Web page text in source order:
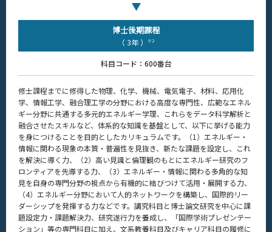
博士後期課程
（ 3年 ） ※2
科目コード：600番台
修士課程までに修得した物理、化学、機械、電気電子、材料、応用化
学、情報工学、融合理工学の分野における高度な専門性、広範なエネル
ギー分野に共通する多元的エネルギー学理、これらをデータ科学解析と
融合させたスキルなど、体系的な知識を基盤として、以下に挙げる能力
を身につけることを目的としたカリキュラムです。（1）エネルギー・
情報に関わる現象の本質・普遍性を見抜き、新たな課題を設定し、これ
を解決に導く力、（2）高い見識と倫理観のもとにエネルギー研究のフ
ロンティアを先導する力、（3）エネルギー・情報に関わる多角的な知
見を自身の専門分野の視点から有機的に結びつけて活用・展開する力、
（4）エネルギー分野において人的ネットワークを構築し、国際的リー
ダーシップを発揮する力などです。講究科目と博士論文研究を中心に課
題設定力・課題解決力、研究遂行力を養成し、「国際学術プレゼンテー
ション」等の専門科目に加え、文系教養科目及びキャリア科目の履修に